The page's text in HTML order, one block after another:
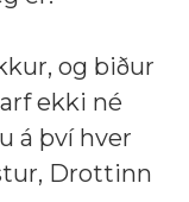
og biður
ekki né
á því hver
Drottinn